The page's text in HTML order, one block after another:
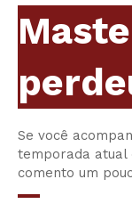
Se você
temporada atual
comento um